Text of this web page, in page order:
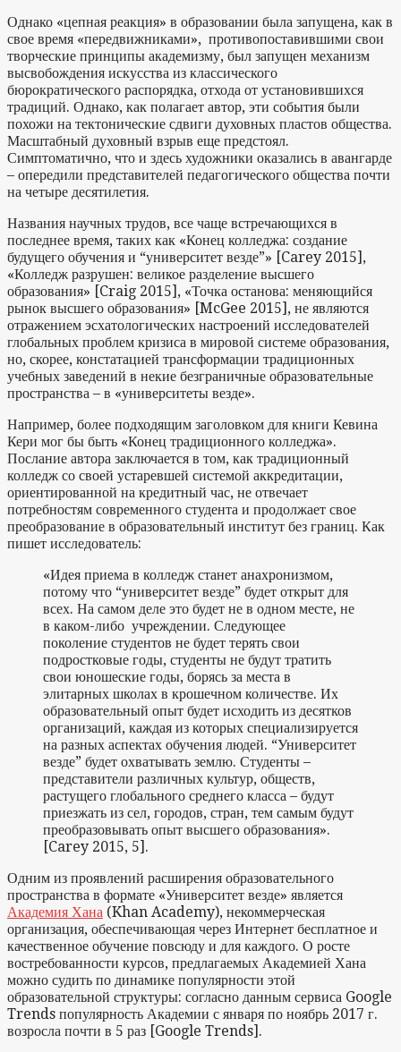
Однако «цепная реакция» в образовании была запущена, как в
свое время «передвижниками», противопоставившими свои
творческие принципы академизму, был запущен механизм
высвобождения искусства из классического
бюрократического распорядка, отхода от установившихся
традиций. Однако, как полагает автор, эти события были
похожи на тектонические сдвиги духовных пластов общества.
Масштабный духовный взрыв еще предстоял.
Симптоматично, что и здесь художники оказались в авангарде
– опередили представителей педагогического общества почти
на четыре десятилетия.
Названия научных трудов, все чаще встречающихся в
последнее время, таких как «Конец колледжа: создание
будущего обучения и “университет везде”» [Carey 2015],
«Колледж разрушен: великое разделение высшего
образования» [Craig 2015], «Точка останова: меняющийся
рынок высшего образования» [McGee 2015], не являются
отражением эсхатологических настроений исследователей
глобальных проблем кризиса в мировой системе образования,
но, скорее, констатацией трансформации традиционных
учебных заведений в некие безграничные образовательные
пространства – в «университеты везде».
Например, более подходящим заголовком для книги Кевина
Кери мог бы быть «Конец традиционного колледжа».
Послание автора заключается в том, как традиционный
колледж со своей устаревшей системой аккредитации,
ориентированной на кредитный час, не отвечает
потребностям современного студента и продолжает свое
преобразование в образовательный институт без границ. Как
пишет исследователь:
«Идея приема в колледж станет анахронизмом,
потому что “университет везде” будет открыт для
всех. На самом деле это будет не в одном месте, не
в каком-либо учреждении. Следующее
поколение студентов не будет терять свои
подростковые годы, студенты не будут тратить
свои юношеские годы, борясь за места в
элитарных школах в крошечном количестве. Их
образовательный опыт будет исходить из десятков
организаций, каждая из которых специализируется
на разных аспектах обучения людей. “Университет
везде” будет охватывать землю. Студенты –
представители различных культур, обществ,
растущего глобального среднего класса – будут
приезжать из сел, городов, стран, тем самым будут
преобразовывать опыт высшего образования».
[Carey 2015, 5].
Одним из проявлений расширения образовательного
пространства в формате «Университет везде» является
Академия Хана (Khan Academy), некоммерческая
организация, обеспечивающая через Интернет бесплатное и
качественное обучение повсюду и для каждого. О росте
востребованности курсов, предлагаемых Академией Хана
можно судить по динамике популярности этой
образовательной структуры: согласно данным сервиса Google
Trends популярность Академии с января по ноябрь 2017 г.
возросла почти в 5 раз [Google Trends].